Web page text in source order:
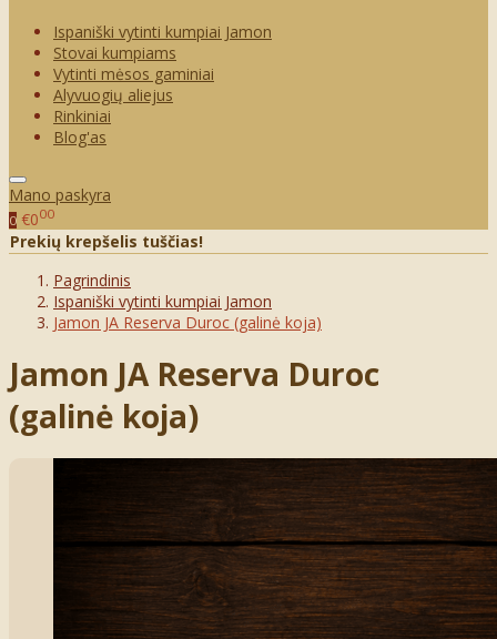
Ispaniški vytinti kumpiai Jamon
Stovai kumpiams
Vytinti mėsos gaminiai
Alyvuogių aliejus
Rinkiniai
Blog'as
Mano paskyra
0 €000
Prekių krepšelis tuščias!
Pagrindinis
Ispaniški vytinti kumpiai Jamon
Jamon JA Reserva Duroc (galinė koja)
Jamon JA Reserva Duroc
(galinė koja)